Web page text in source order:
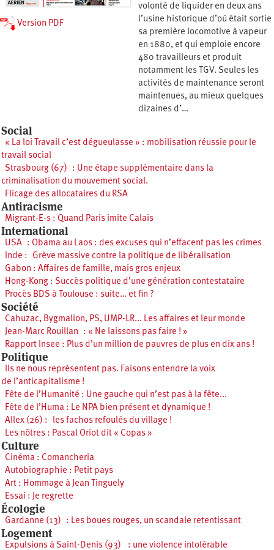
volonté de liquider en deux ans
l’usine historique d’où était sortie
sa première locomotive à vapeur
en 1880, et qui emploie encore
480 travailleurs et produit
notamment les TGV. Seules les
activités de maintenance seront
maintenues, au mieux quelques
dizaines d’…
Version PDF
Social
« La loi Travail c’est dégueulasse » : mobilisation réussie pour le
travail social
Strasbourg (67) : Une étape supplémentaire dans la
criminalisation du mouvement social.
Flicage des allocataires du RSA
Antiracisme
Migrant-E-s : Quand Paris imite Calais
International
USA : Obama au Laos : des excuses qui n’effacent pas les crimes
Inde : Grève massive contre la politique de libéralisation
Gabon : Affaires de famille, mais gros enjeux
Hong-Kong : Succès politique d’une génération contestataire
Procès BDS à Toulouse : suite… et fin ?
Société
Cahuzac, Bygmalion, PS, UMP-LR... Les affaires et leur monde
Jean-Marc Rouillan : « Ne laissons pas faire ! »
Rapport Insee : Plus d’un million de pauvres de plus en dix ans !
Politique
Ils ne nous représentent pas. Faisons entendre la voix
de l’anticapitalisme !
Fête de l’Humanité : Une gauche qui n’est pas à la fête...
Fête de l’Huma : Le NPA bien présent et dynamique !
Allex (26) : les fachos refoulés du village !
Les nôtres : Pascal Oriot dit « Copas »
Culture
Cinéma : Comancheria
Autobiographie : Petit pays
Art : Hommage à Jean Tinguely
Essai : Je regrette
Écologie
Gardanne (13) : Les boues rouges, un scandale retentissant
Logement
Expulsions à Saint-Denis (93) : une violence intolérable